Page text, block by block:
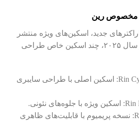
مخصوص رین
جدید، اسکین‌های ویژه منتشر
می‌کند. برای رین در سال ۲۰۲۵، چند اسکین خاص طراحی
Rin Cyber Assassin: اسکین اصلی با طراحی سایبری
Rin Elite Pack: نسخه پریمیوم با قابلیت‌های ظاهری